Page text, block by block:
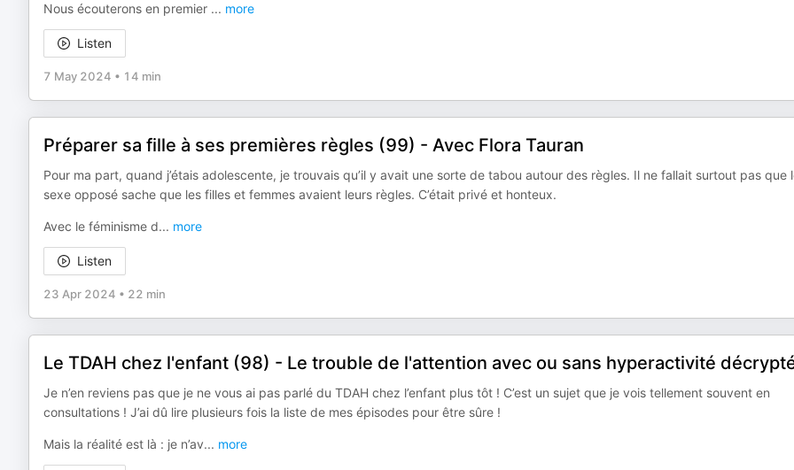
Nous écouterons en premier ... more
Listen
7 May 2024 • 14 min
Préparer sa fille à ses premières règles (99) - Avec Flora Tauran
Pour ma part, quand j’étais adolescente, je trouvais qu’il y avait une sorte de tabou autour des règles. Il ne fallait surtout pas que
sexe opposé sache que les filles et femmes avaient leurs règles. C’était privé et honteux.
Avec le féminisme d... more
Listen
23 Apr 2024 • 22 min
Le TDAH chez l'enfant (98) - Le trouble de l'attention avec ou sans hyperactivité
Je n’en reviens pas que je ne vous ai pas parlé du TDAH chez l’enfant plus tôt ! C’est un sujet que je vois tellement souvent en
consultations ! J’ai dû lire plusieurs fois la liste de mes épisodes pour être sûre !
Mais la réalité est là : je n’av... more